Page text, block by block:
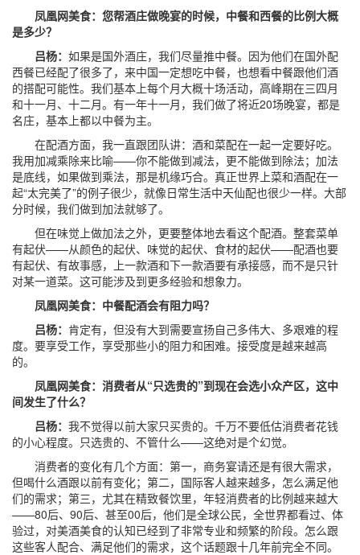
凤凰网美食：您帮酒庄做晚宴的时候，中餐和西餐的比例大概
是多少？
吕杨： 如果是国外酒庄，我们尽量推中餐。因为他们在国外配
西餐已经配了很多了，来中国一定想吃中餐，也想看中餐跟他们酒
的搭配可能性。我们基本上每个月大概十场活动，高峰期在三四月
和十一月、十二月。有一年十一月，我们做了将近20场晚宴，都是
名庄，基本上都以中餐为主。
在配酒方面，我一直跟团队讲：酒和菜配在一起一定要好吃。
我用加减乘除来比喻——你不能做到减法，更不能做到除法；加法
是底线，如果做到乘法，那是机缘巧合。真正世界上菜和酒配在一
起“太完美了”的例子很少，就像日常生活中天仙配也很少一样。大部
分时候，我们做到加法就够了。
但在味觉上做加法之外，更要整体地去看这个配酒。整套菜单
有起伏——从颜色的起伏、味觉的起伏、食材的起伏——配酒也要
有起伏、有故事感，上一款酒和下一款酒要有承接感，而不是只针
对某一道菜。这可能涉及到更多经验和想象力。
凤凰网美食：中餐配酒会有阻力吗？
吕杨： 肯定有，但没有大到需要宣扬自己多伟大、多艰难的程
度。要享受工作，享受那些小的阻力和困难。接受度是越来越高
的。
凤凰网美食：消费者从“只选贵的”到现在会选小众产区，这中
间发生了什么？
吕杨： 我不觉得以前大家只买贵的。千万不要低估消费者花钱
的小心程度。只选贵的、不管什么——这绝对是个幻觉。
消费者的变化有几个方面：第一，商务宴请还是有很大需求，
但喝什么酒跟以前有变化；第二，国际客人越来越多，怎么满足他
们的需求；第三，尤其在精致餐饮里，年轻消费者的比例越来越大
——80后、90后、甚至00后，他们是全球公民，全世界都看过、体
验过，对美酒美食的认知已经到了非常专业和频繁的阶段。怎么跟
这些客人配合、满足他们的需求，这个话题跟十几年前完全不同。